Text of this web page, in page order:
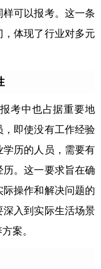
可以报考。这一条
体现了行业对多元
考中也占据重要地
即使没有工作经验
历的人员，需要有
。这一要求旨在确
操作和解决问题的
入到实际生活场景
案。